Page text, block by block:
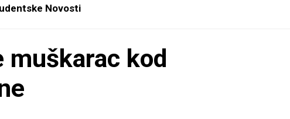
Novosti
muškarac kod